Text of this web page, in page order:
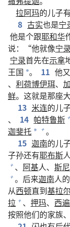
拉阿玛的儿子有
8 古实也是宁
他是个跟耶和华
说：“他就像宁录
宁录首先在示拿
王国 *。 11 他
、 利荷博伊珥、
鲜。这就是那座
13 米连的儿
、 14 帕特鲁斯 +
迦斐托 * + 。
15 迦南的儿
子孙还有耶布斯人
+ 、 阿基人、 斯尼
+ 。后来迦南人
从西顿直到基拉尔
拉 + 、 押玛、 西遍
按照他们的家族